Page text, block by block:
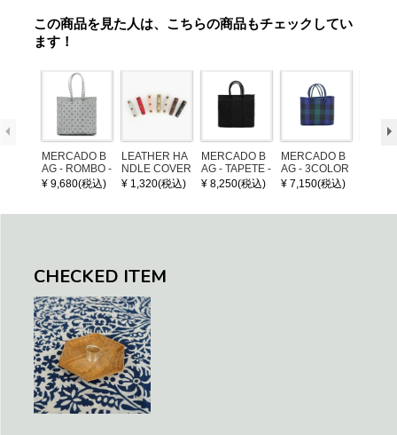
この商品を見た人は、こちらの商品もチェックしてい
ます！
MERCADO B
AG - ROMBO -
LONG HANDL
E - Silver / Whi
¥ 9,680(税込)
LEATHER HA
NDLE COVER
¥ 1,320(税込)
MERCADO B
AG - TAPETE -
Black (S)
¥ 8,250(税込)
MERCADO B
AG - 3COLOR
S CHECK - Bl
ack / Dark Gre
¥ 7,150(税込)
CHECKED ITEM